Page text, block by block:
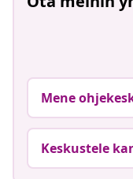
Mene
Keskustele